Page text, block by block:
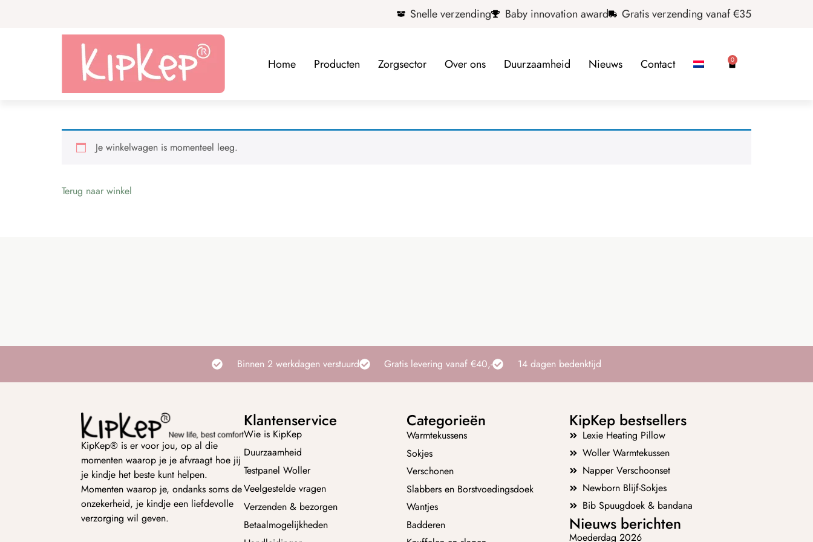
Snelle verzending Baby innovation award Gratis verzending vanaf €35
Home Producten Zorgsector Over ons Duurzaamheid Nieuws Contact 0
Je winkelwagen is momenteel leeg.
Terug naar winkel
Binnen 2 werkdagen verstuurd Gratis levering vanaf €40,- 14 dagen bedenktijd
KipKep® is er voor jou, op al die
momenten waarop je je afvraagt hoe jij
je kindje het beste kunt helpen.
Momenten waarop je, ondanks soms de
onzekerheid, je kindje een liefdevolle
verzorging wil geven.
Klantenservice
Wie is KipKep
Duurzaamheid
Testpanel Woller
Veelgestelde vragen
Verzenden & bezorgen
Betaalmogelijkheden
Categorieën
Warmtekussens
Sokjes
Verschonen
Slabbers en Borstvoedingsdoek
Wantjes
Badderen
KipKep bestsellers
Lexie Heating Pillow
Woller Warmtekussen
Napper Verschoonset
Newborn Blijf-Sokjes
Bib Spuugdoek & bandana
Nieuws berichten
Moederdag 2026